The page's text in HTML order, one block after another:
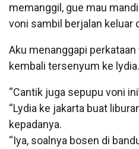
memanggil, gue mau mandi
voni sambil berjalan keluar
Aku menanggapi
kembali tersenyum ke lydia.
“Cantik juga sepupu voni
“Lydia ke jakarta buat
kepadanya.
“Iya, soalnya bosen di